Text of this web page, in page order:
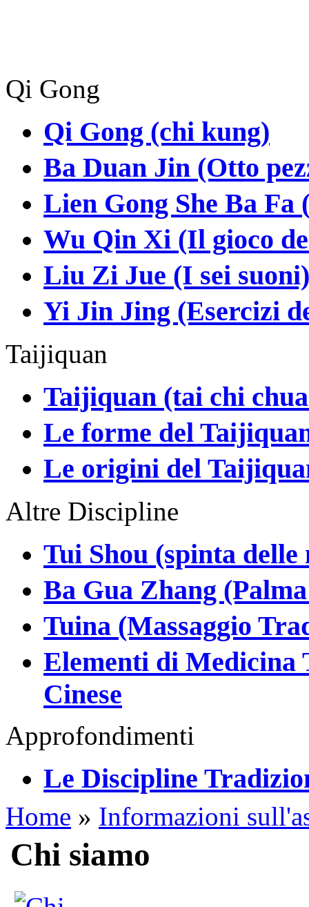
Qi Gong
Qi Gong (chi kung)
Ba Duan Jin (Otto
Lien Gong She Ba
Wu Qin Xi (Il gioco
Liu Zi Jue (I sei suoni)
Yi Jin Jing (Esercizi
Taijiquan
Taijiquan (tai chi
Le forme del
Le origini del
Altre Discipline
Tui Shou (spinta delle
Ba Gua Zhang
Tuina (Massaggio
Elementi di Medicina
Cinese
Approfondimenti
Le Discipline
Home » Informazioni
Chi siamo